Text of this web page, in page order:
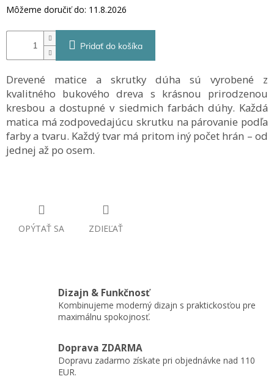
Môžeme doručiť do: 11.8.2026
Pridať do košíka
Drevené matice a skrutky dúha sú vyrobené z
kvalitného bukového dreva s krásnou prirodzenou
kresbou a dostupné v siedmich farbách dúhy. Každá
matica má zodpovedajúcu skrutku na párovanie podľa
farby a tvaru. Každý tvar má pritom iný počet hrán – od
jednej až po osem.
OPÝTAŤ SA ZDIEĽAŤ
Dizajn & Funkčnosť
Kombinujeme moderný dizajn s praktickosťou pre
maximálnu spokojnosť.
Doprava ZDARMA
Dopravu zadarmo získate pri objednávke nad 110
EUR.